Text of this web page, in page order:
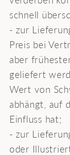
schnell
- zur
Preis bei
aber
geliefert
Wert von
abhängt, auf
Einfluss hat;
- zur
oder